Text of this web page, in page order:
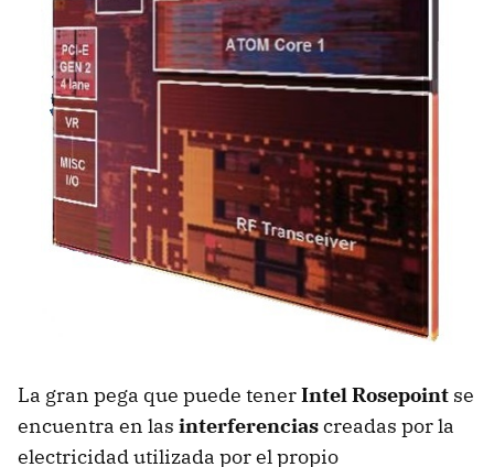
La gran pega que puede tenerIntel Rosepoint se
encuentra en las interferenciascreadas por la
electricidad utilizada por el propio